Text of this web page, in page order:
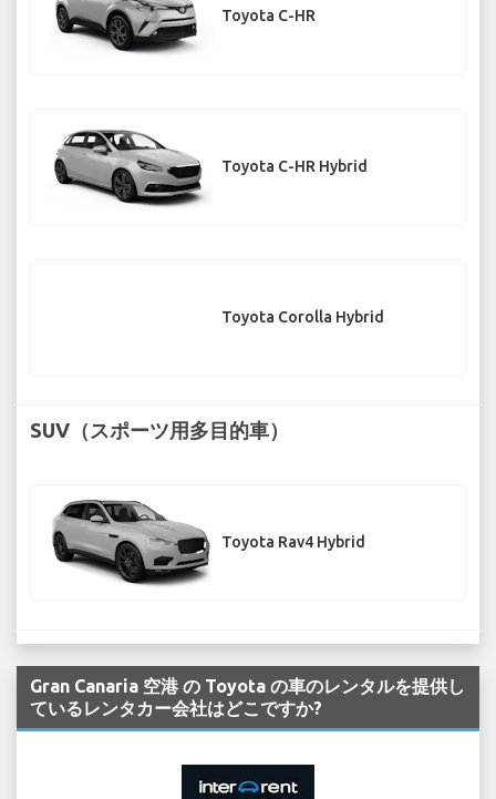
Toyota C-HR
Toyota C-HR Hybrid
Toyota Corolla Hybrid
SUV（スポーツ用多目的車）
Toyota Rav4 Hybrid
Gran Canaria 空港 の Toyota の車のレンタルを提供し
ているレンタカー会社はどこですか?